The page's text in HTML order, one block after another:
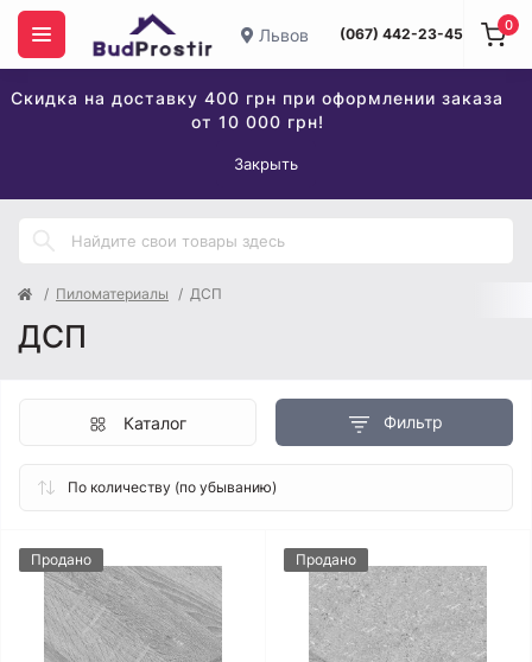
Львов (067) 442-23-45
Скидка на доставку 400 грн при оформлении заказа
от 10 000 грн!
Закрыть
0
Пиломатериалы ДСП
ДСП
Фильтр
Каталог
Продано Продано